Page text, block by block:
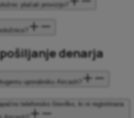
plačati provizijo?
denarja
uporabniku Aircash?
telefonsko številko, ki ni registrirana